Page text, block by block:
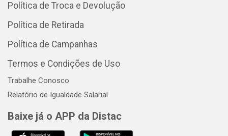
Política de Troca e Devolução
Política de Retirada
Política de Campanhas
Termos e Condições de Uso
Trabalhe Conosco
Relatório de Igualdade Salarial
Baixe já o APP da Distac